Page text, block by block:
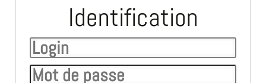
Identification